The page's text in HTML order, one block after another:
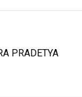
PRADETYA